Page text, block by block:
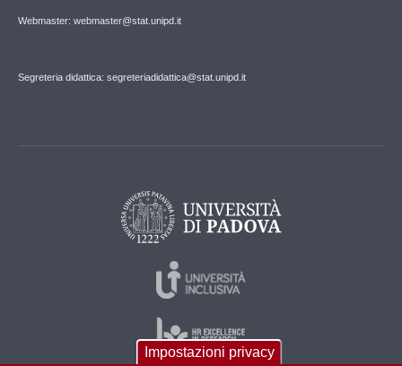
Webmaster: webmaster@stat.unipd.it
Segreteria didattica: segreteriadidattica@stat.unipd.it
Impostazioni privacy